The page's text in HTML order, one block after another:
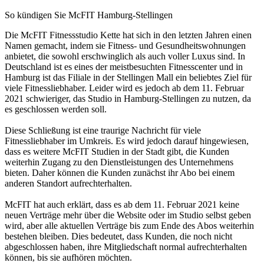
So kündigen Sie McFIT Hamburg-Stellingen
Die McFIT Fitnessstudio Kette hat sich in den letzten Jahren einen
Namen gemacht, indem sie Fitness- und Gesundheitswohnungen
anbietet, die sowohl erschwinglich als auch voller Luxus sind. In
Deutschland ist es eines der meistbesuchten Fitnesscenter und in
Hamburg ist das Filiale in der Stellingen Mall ein beliebtes Ziel für
viele Fitnessliebhaber. Leider wird es jedoch ab dem 11. Februar
2021 schwieriger, das Studio in Hamburg-Stellingen zu nutzen, da
es geschlossen werden soll.
Diese Schließung ist eine traurige Nachricht für viele
Fitnessliebhaber im Umkreis. Es wird jedoch darauf hingewiesen,
dass es weitere McFIT Studien in der Stadt gibt, die Kunden
weiterhin Zugang zu den Dienstleistungen des Unternehmens
bieten. Daher können die Kunden zunächst ihr Abo bei einem
anderen Standort aufrechterhalten.
McFIT hat auch erklärt, dass es ab dem 11. Februar 2021 keine
neuen Verträge mehr über die Website oder im Studio selbst geben
wird, aber alle aktuellen Verträge bis zum Ende des Abos weiterhin
bestehen bleiben. Dies bedeutet, dass Kunden, die noch nicht
abgeschlossen haben, ihre Mitgliedschaft normal aufrechterhalten
können, bis sie aufhören möchten.